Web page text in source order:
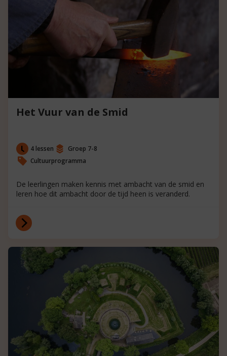
Het Vuur van de Smid
4 lessen
Groep 7-8
Cultuurprogramma
De leerlingen maken kennis met ambacht van de smid en
leren hoe dit ambacht door de tijd heen is veranderd.